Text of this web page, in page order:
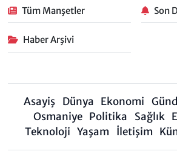
Tüm Manşetler Son
Haber Arşivi
Asayiş Dünya Ekonomi
Osmaniye Politika Sağlık
Teknoloji Yaşam İletişim